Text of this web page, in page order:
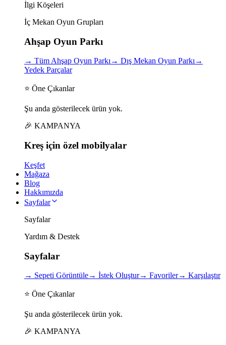
İlgi Köşeleri
İç Mekan Oyun Grupları
Ahşap Oyun Parkı
→ Tüm Ahşap Oyun Parkı→ Dış Mekan Oyun Parkı→
Yedek Parçalar
⭐ Öne Çıkanlar
Şu anda gösterilecek ürün yok.
🎉 KAMPANYA
Kreş için özel mobilyalar
Keşfet
Mağaza
Blog
Hakkımızda
Sayfalar
Sayfalar
Yardım & Destek
Sayfalar
→ Sepeti Görüntüle→ İstek Oluştur→ Favoriler→ Karşılaştır
⭐ Öne Çıkanlar
Şu anda gösterilecek ürün yok.
🎉 KAMPANYA